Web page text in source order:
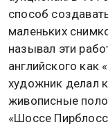
способ
маленьких
называл эти
английского как
художник делал
живописные
«Шоссе